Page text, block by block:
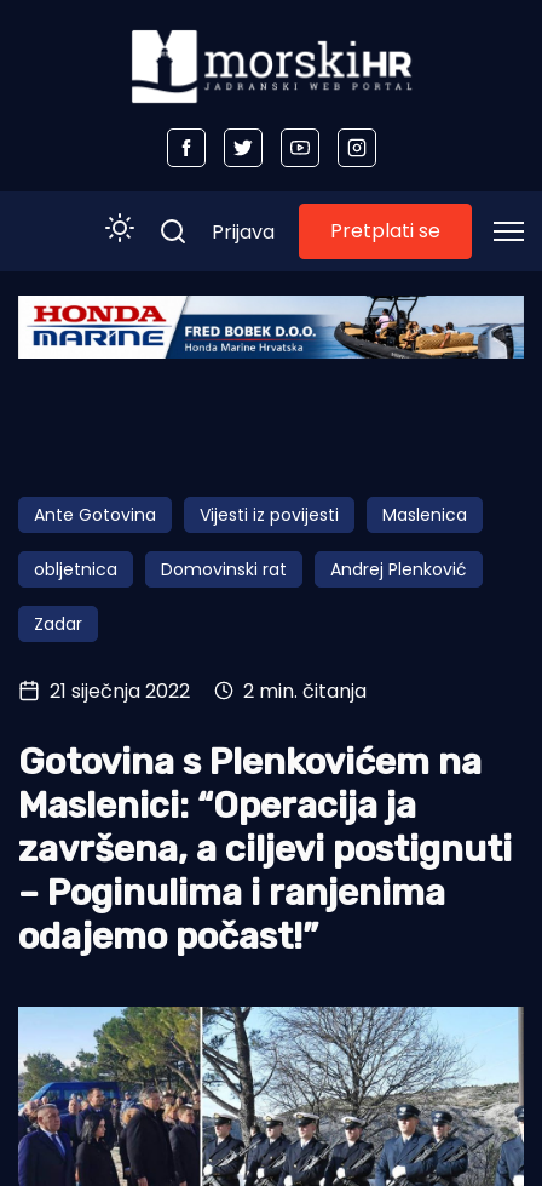
Početna
Obala
Otoci
Turizam i nautika
Pomorstvo
Ribolov
Tradicija i kultura
Prijava Pretplati se
Ante Gotovina Vijesti iz povijesti Maslenica
obljetnica Domovinski rat Andrej Plenković
Zadar
21 siječnja 2022 2 min. čitanja
Gotovina s Plenkovićem na
Maslenici: “Operacija ja
završena, a ciljevi postignuti
– Poginulima i ranjenima
odajemo počast!”